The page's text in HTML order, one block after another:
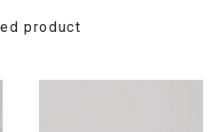
product